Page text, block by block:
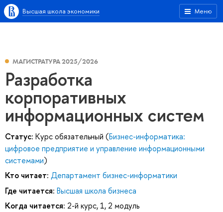
Меню
Высшая школа экономики
МАГИСТРАТУРА 2025/2026
Разработка
корпоративных
информационных систем
Статус: Курс обязательный (Бизнес-информатика:
цифровое предприятие и управление информационными
системами)
Кто читает: Департамент бизнес-информатики
Где читается: Высшая школа бизнеса
Когда читается: 2-й курс, 1, 2 модуль